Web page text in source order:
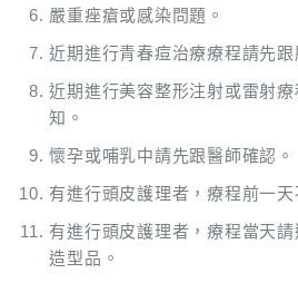
嚴重痤瘡或感染問題。
近期進行青春痘治療療程請先跟
近期進行美容整形注射或雷射
知。
懷孕或哺乳中請先跟醫師確認。
有進行頭皮護理者，療程前一天
有進行頭皮護理者，療程當天
造型品。